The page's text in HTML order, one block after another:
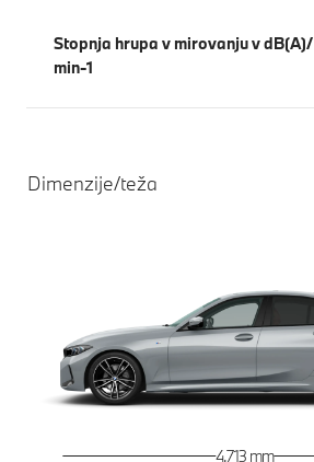
Stopnja hrupa v mirovanju v dB(A)/
min-1
Dimenzije/teža
4.713 mm